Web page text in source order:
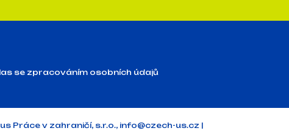
se zpracováním osobních údajů
Práce v zahraničí, s.r.o., info@czech-us.cz |